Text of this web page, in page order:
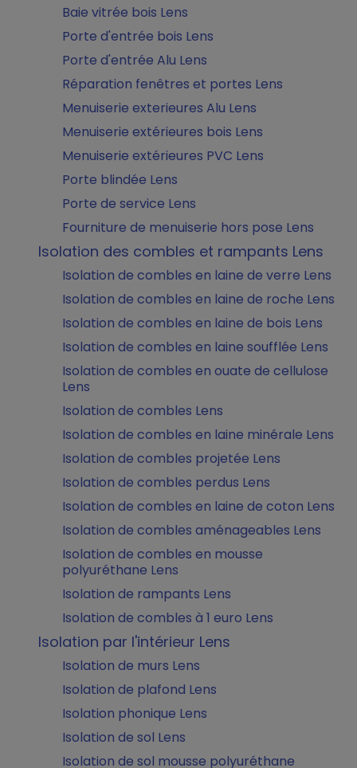
Baie vitrée bois Lens
Porte d'entrée bois Lens
Porte d'entrée Alu Lens
Réparation fenêtres et portes Lens
Menuiserie exterieures Alu Lens
Menuiserie extérieures bois Lens
Menuiserie extérieures PVC Lens
Porte blindée Lens
Porte de service Lens
Fourniture de menuiserie hors pose Lens
Isolation des combles et rampants Lens
Isolation de combles en laine de verre Lens
Isolation de combles en laine de roche Lens
Isolation de combles en laine de bois Lens
Isolation de combles en laine soufflée Lens
Isolation de combles en ouate de cellulose
Lens
Isolation de combles Lens
Isolation de combles en laine minérale Lens
Isolation de combles projetée Lens
Isolation de combles perdus Lens
Isolation de combles en laine de coton Lens
Isolation de combles aménageables Lens
Isolation de combles en mousse
polyuréthane Lens
Isolation de rampants Lens
Isolation de combles à 1 euro Lens
Isolation par l'intérieur Lens
Isolation de murs Lens
Isolation de plafond Lens
Isolation phonique Lens
Isolation de sol Lens
Isolation de sol mousse polyuréthane